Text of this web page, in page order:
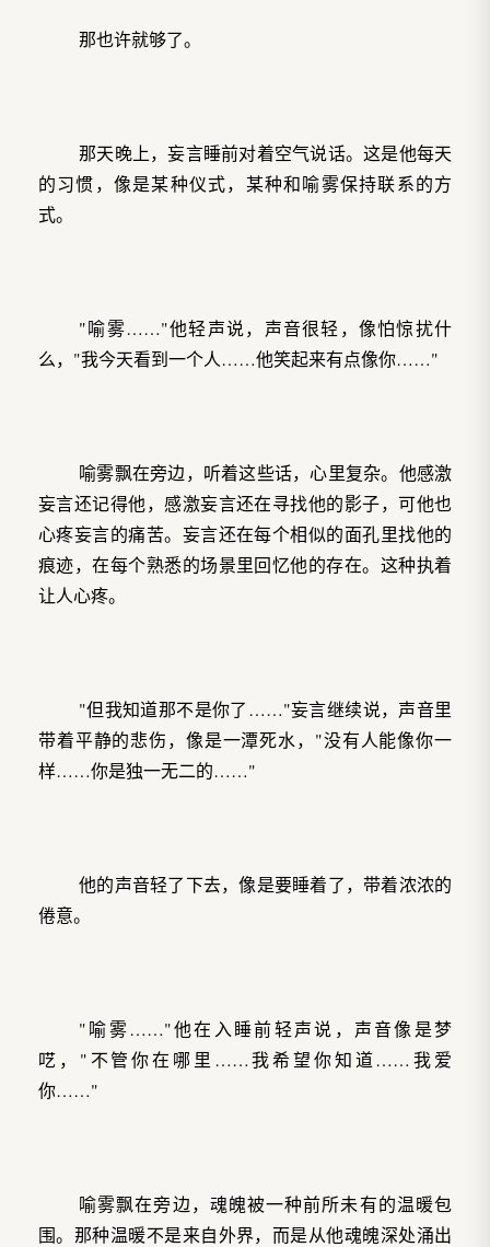
那也许就够了。
那天晚上，妄言睡前对着空气说话。这是他每天
的习惯，像是某种仪式，某种和喻雾保持联系的方
式。
"喻雾……"他轻声说，声音很轻，像怕惊扰什
么，"我今天看到一个人……他笑起来有点像你……"
喻雾飘在旁边，听着这些话，心里复杂。他感激
妄言还记得他，感激妄言还在寻找他的影子，可他也
心疼妄言的痛苦。妄言还在每个相似的面孔里找他的
痕迹，在每个熟悉的场景里回忆他的存在。这种执着
让人心疼。
"但我知道那不是你了……"妄言继续说，声音里
带着平静的悲伤，像是一潭死水，"没有人能像你一
样……你是独一无二的……"
他的声音轻了下去，像是要睡着了，带着浓浓的
倦意。
"喻雾……"他在入睡前轻声说，声音像是梦
呓，"不管你在哪里……我希望你知道……我爱
你……"
喻雾飘在旁边，魂魄被一种前所未有的温暖包
围。那种温暖不是来自外界，而是从他魂魄深处涌出